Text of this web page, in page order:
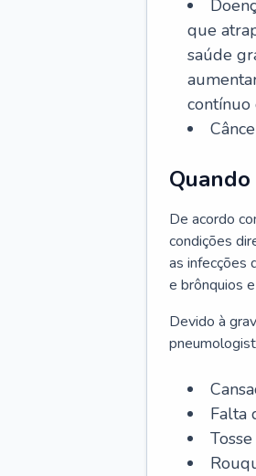
que
saúde
contínuo
De acordo
condições
as infecções
e brônquios
Devido à
Falta